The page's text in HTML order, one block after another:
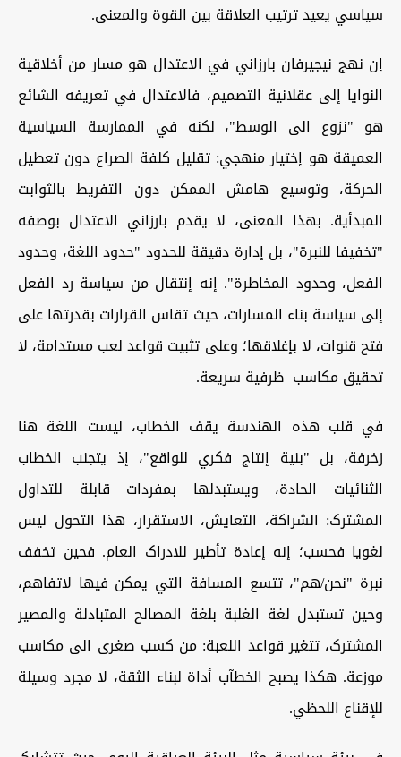
سیاسي یعید ترتیب العلاقة بین القوة والمعنی.
إن نهج نیجیرفان بارزاني في الاعتدال هو مسار من أخلاقیة
النوایا إلی عقلانیة التصمیم، فالاعتدال في تعریفه الشائع
هو "نزوع الی الوسط"، لکنه في الممارسة السیاسیة
العمیقة هو إختیار منهجي: تقلیل کلفة الصراع دون تعطیل
الحرکة، وتوسیع هامش الممکن دون التفریط بالثوابت
المبدأیة. بهذا المعنی، لا یقدم بارزاني الاعتدال بوصفه
"تخفیفا للنبرة"، بل إدارة دقیقة للحدود "حدود اللغة، وحدود
الفعل، وحدود المخاطرة". إنه إنتقال من سیاسة رد الفعل
إلی سیاسة بناء المسارات، حیث تقاس القرارات بقدرتها علی
فتح قنوات، لا بإغلاقها؛ وعلی تثبیت قواعد لعب مستدامة، لا
تحقیق مکاسب ظرفیة سریعة.
في قلب هذه الهندسة یقف الخطاب، لیست اللغة هنا
زخرفة، بل "بنیة إنتاج فکري للواقع"، إذ یتجنب الخطاب
الثنائیات الحادة، ویستبدلها بمفردات قابلة للتداول
المشترک: الشراکة، التعایش، الاستقرار، هذا التحول لیس
لغویا فحسب؛ إنه إعادة تأطیر للادراک العام. فحین تخفف
نبرة "نحن/هم"، تتسع المسافة التي یمکن فیها لاتفاهم،
وحین تستبدل لغة الغلبة بلغة المصالح المتبادلة والمصیر
المشترک، تتغیر قواعد اللعبة: من کسب صغری الی مکاسب
موزعة. هکذا یصبح الخطآب أداة لبناء الثقة، لا مجرد وسیلة
للإقناع اللحظي.